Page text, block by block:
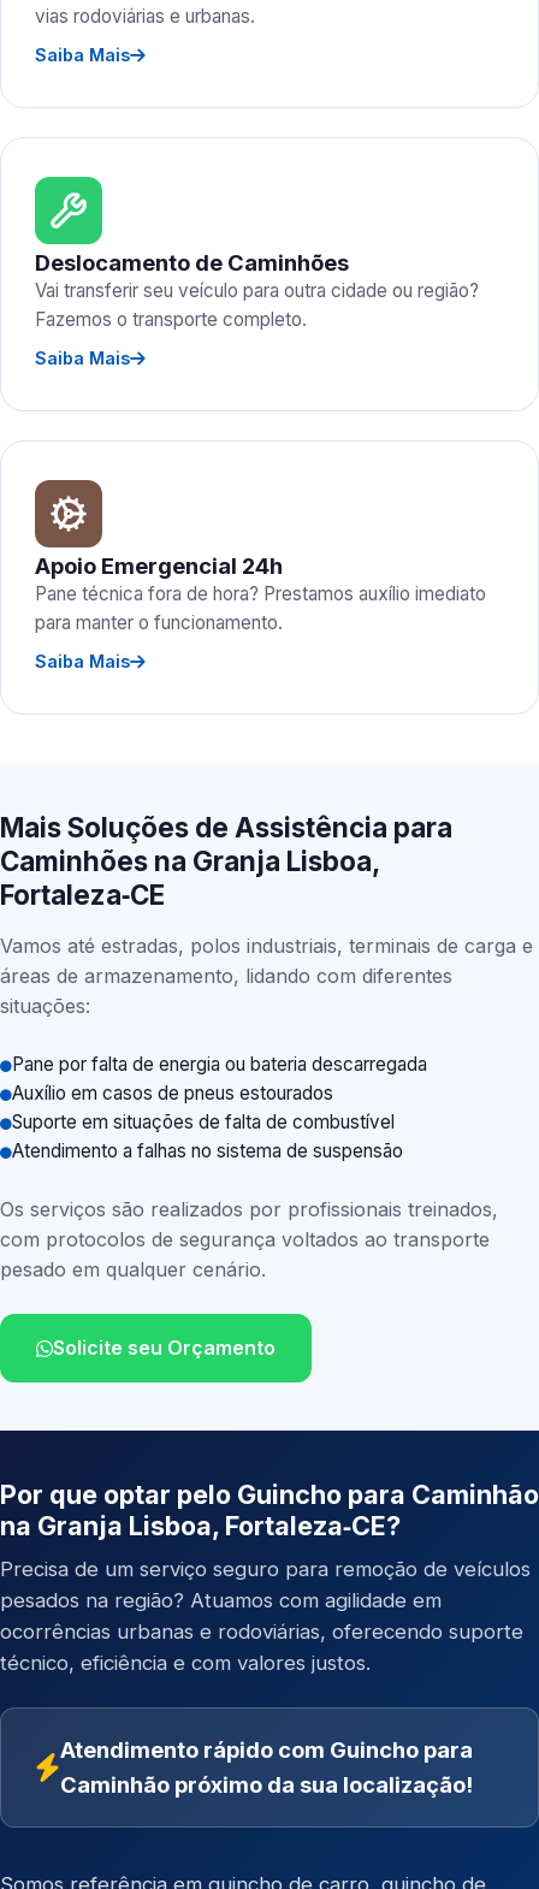
vias rodoviárias e urbanas.
Saiba Mais
Deslocamento de Caminhões
Vai transferir seu veículo para outra cidade ou região?
Fazemos o transporte completo.
Saiba Mais
Apoio Emergencial 24h
Pane técnica fora de hora? Prestamos auxílio imediato
para manter o funcionamento.
Saiba Mais
Mais Soluções de Assistência para
Caminhões na Granja Lisboa,
Fortaleza‑CE
Vamos até estradas, polos industriais, terminais de carga e
áreas de armazenamento, lidando com diferentes
situações:
Pane por falta de energia ou bateria descarregada
Auxílio em casos de pneus estourados
Suporte em situações de falta de combustível
Atendimento a falhas no sistema de suspensão
Os serviços são realizados por profissionais treinados,
com protocolos de segurança voltados ao transporte
pesado em qualquer cenário.
Solicite seu Orçamento
Por que optar pelo Guincho para Caminhão
na Granja Lisboa, Fortaleza‑CE?
Precisa de um serviço seguro para remoção de veículos
pesados na região? Atuamos com agilidade em
ocorrências urbanas e rodoviárias, oferecendo suporte
técnico, eficiência e com valores justos.
Atendimento rápido com Guincho para
Caminhão próximo da sua localização!
Somos referência em guincho de carro guincho de